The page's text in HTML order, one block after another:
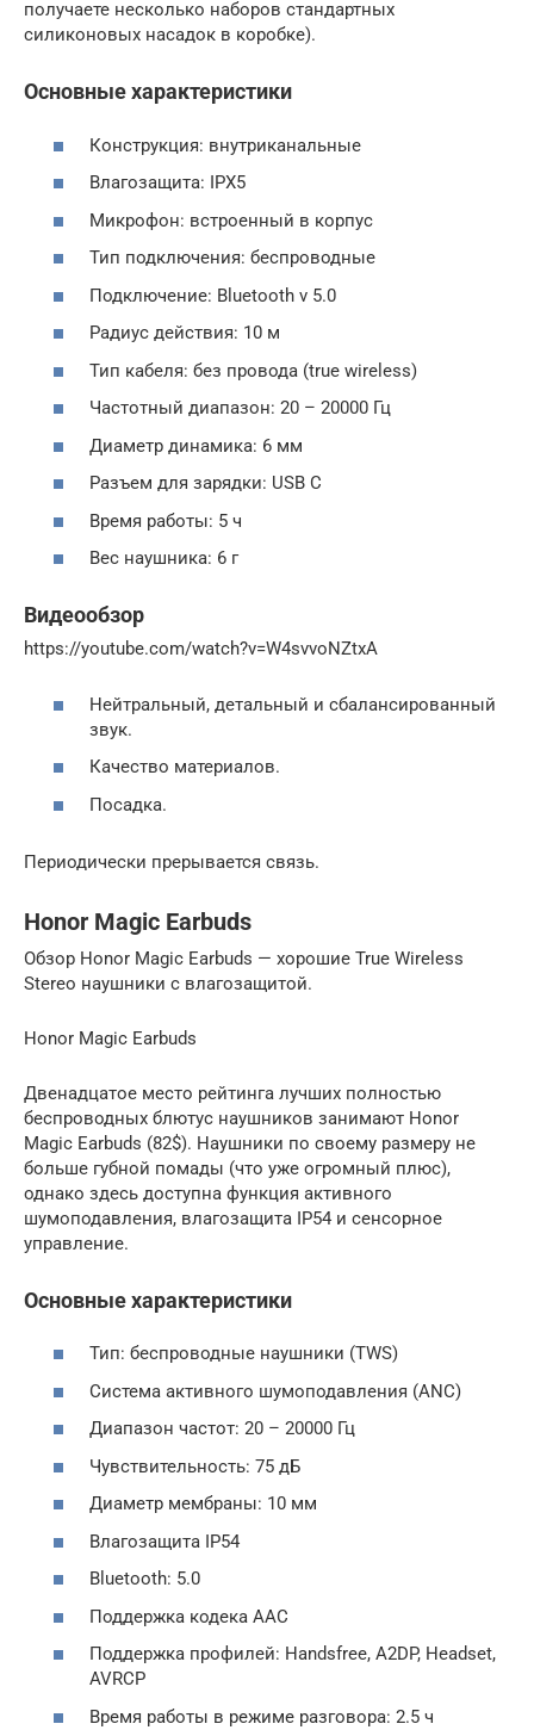
получаете несколько наборов стандартных
силиконовых насадок в коробке).
Основные характеристики
Конструкция: внутриканальные
Влагозащита: IPX5
Микрофон: встроенный в корпус
Тип подключения: беспроводные
Подключение: Bluetooth v 5.0
Радиус действия: 10 м
Тип кабеля: без провода (true wireless)
Частотный диапазон: 20 – 20000 Гц
Диаметр динамика: 6 мм
Разъем для зарядки: USB C
Время работы: 5 ч
Вес наушника: 6 г
Видеообзор
https://youtube.com/watch?v=W4svvoNZtxA
Нейтральный, детальный и сбалансированный
звук.
Качество материалов.
Посадка.
Периодически прерывается связь.
Honor Magic Earbuds
Обзор Honor Magic Earbuds — хорошие True Wireless
Stereo наушники с влагозащитой.
Honor Magic Earbuds
Двенадцатое место рейтинга лучших полностью
беспроводных блютус наушников занимают Honor
Magic Earbuds (82$). Наушники по своему размеру не
больше губной помады (что уже огромный плюс),
однако здесь доступна функция активного
шумоподавления, влагозащита IP54 и сенсорное
управление.
Основные характеристики
Тип: беспроводные наушники (TWS)
Система активного шумоподавления (ANC)
Диапазон частот: 20 – 20000 Гц
Чувствительность: 75 дБ
Диаметр мембраны: 10 мм
Влагозащита IP54
Bluetooth: 5.0
Поддержка кодека AAC
Поддержка профилей: Handsfree, A2DP, Headset,
AVRCP
Время работы в режиме разговора: 2.5 ч